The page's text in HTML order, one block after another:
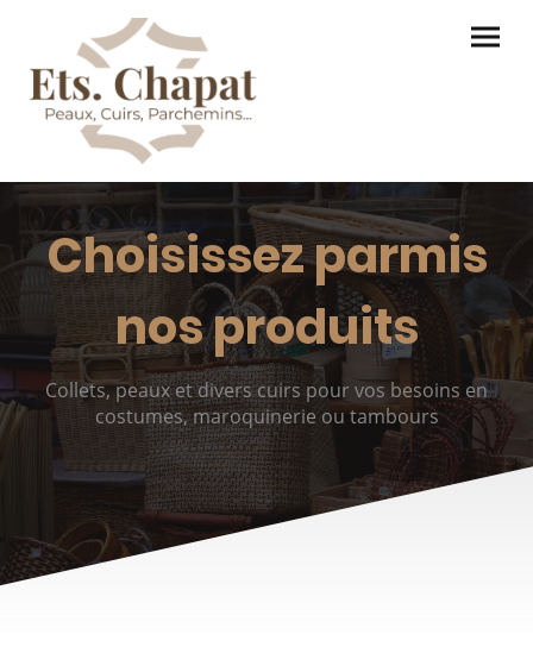
Choisissez parmis
nos produits
Collets, peaux et divers cuirs pour vos besoins en
costumes, maroquinerie ou tambours